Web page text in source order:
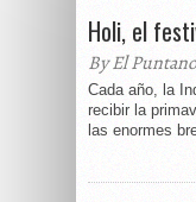
Holi, el
By El
Cada año, la
recibir la
las enormes